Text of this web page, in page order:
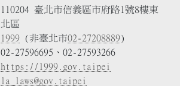
110204 臺北市信義區市府路1號8樓東
北區
1999 (非臺北市02-27208889)
02-27596695、02-27593266
https://1999.gov.taipei
la_laws@gov.taipei